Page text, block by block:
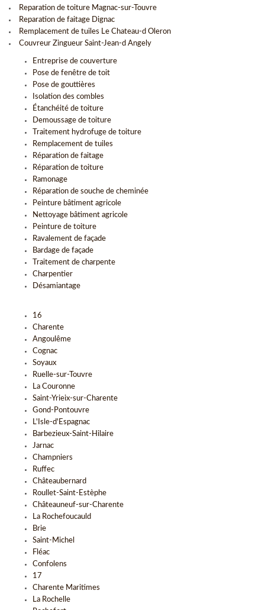
Reparation de toiture Magnac-sur-Touvre
Reparation de faitage Dignac
Remplacement de tuiles Le Chateau-d Oleron
Couvreur Zingueur Saint-Jean-d Angely
Entreprise de couverture
Pose de fenêtre de toit
Pose de gouttières
Isolation des combles
Étanchéité de toiture
Demoussage de toiture
Traitement hydrofuge de toiture
Remplacement de tuiles
Réparation de faitage
Réparation de toiture
Ramonage
Réparation de souche de cheminée
Peinture bâtiment agricole
Nettoyage bâtiment agricole
Peinture de toiture
Ravalement de façade
Bardage de façade
Traitement de charpente
Charpentier
Désamiantage
16
Charente
Angoulême
Cognac
Soyaux
Ruelle-sur-Touvre
La Couronne
Saint-Yrieix-sur-Charente
Gond-Pontouvre
L'Isle-d'Espagnac
Barbezieux-Saint-Hilaire
Jarnac
Champniers
Ruffec
Châteaubernard
Roullet-Saint-Estèphe
Châteauneuf-sur-Charente
La Rochefoucauld
Brie
Saint-Michel
Fléac
Confolens
17
Charente Maritimes
La Rochelle